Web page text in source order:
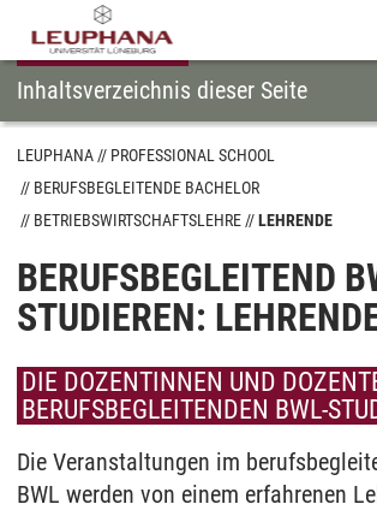
LEUPHANA
PROFESSIONAL SCHOOL
BERUFSBEGLEITENDE BACHELOR
BETRIEBSWIRTSCHAFTSLEHRE
LEHRENDE
BERUFSBEGLEITEND
STUDIEREN:
DIE DOZENTINNEN UND
BERUFSBEGLEITENDEN BWL-
Die Veranstaltungen im
BWL werden von einem erfahrenen
Inhaltsverzeichnis dieser Seite